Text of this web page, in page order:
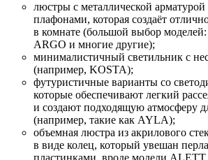
люстры с металлической
плафонами, которая создаёт
в комнате (большой выбор
ARGO и многие другие);
минималистичный светильник с
(например, KOSTA);
футуристичные варианты со
которые обеспечивают легкий
и создают подходящую атмосферу
(например, такие как AYLA);
объемная люстра из акрилового
в виде колец, который увешан